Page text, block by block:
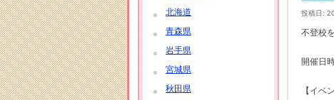
北海道
青森県
岩手県
宮城県
秋田県
投稿日:
不登校
開催日
【イベ